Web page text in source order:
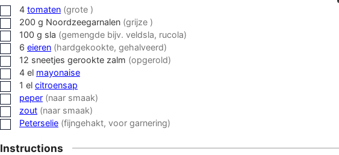
▢
4 tomaten (grote )
▢
200 g Noordzeegarnalen (grijze )
▢100 g sla (gemengde bijv. veldsla, rucola)
▢
6 eieren (hardgekookte, gehalveerd)
▢12 sneetjes gerookte zalm (opgerold)
▢
4 el mayonaise
▢1 el citroensap
▢
peper (naar smaak)
▢zout (naar smaak)
▢
Peterselie (fijngehakt, voor garnering)
Instructions